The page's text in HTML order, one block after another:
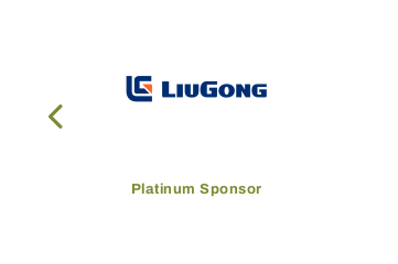
Platinum Sponsor